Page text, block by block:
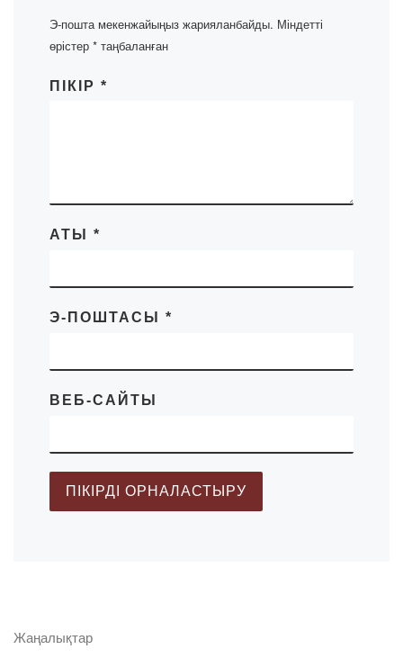
Э-пошта мекенжайыңыз жарияланбайды. Міндетті
өрістер * таңбаланған
ПІКІР *
АТЫ *
Э-ПОШТАСЫ *
ВЕБ-САЙТЫ
Жаңалықтар